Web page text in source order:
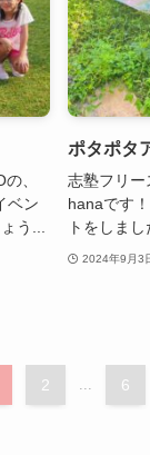
、
ベン
う...
ポタポタ
志塾フリ
hanaです
トをしま
2024年9月3
2 ... 6